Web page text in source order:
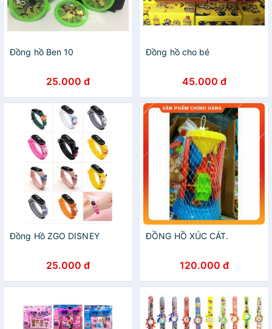
Đồng hồ Ben 10
25.000 đ
Đồng hồ cho bé
45.000 đ
Đồng Hồ ZGO DISNEY
25.000 đ
ĐỒNG HỒ XÚC CÁT.
120.000 đ